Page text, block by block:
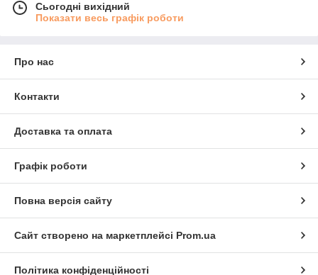
Сьогодні вихідний
Показати весь графік роботи
Про нас
Контакти
Доставка та оплата
Графік роботи
Повна версія сайту
Сайт створено на маркетплейсі Prom.ua
Політика конфіденційності